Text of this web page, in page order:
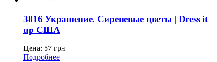
3816 Украшение. Сиреневые цветы | Dress it
up США
Цена: 57 грн
Подробнее